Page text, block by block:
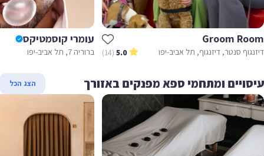
Groom
סנטר, דיזנגוף, תל אביב-יפו 5.0
(14)
עומרי קוסמטיקס
ברוריה 7, תל אביב-יפו
ומתחמי ספא מפנקים באזורך הצג הכל